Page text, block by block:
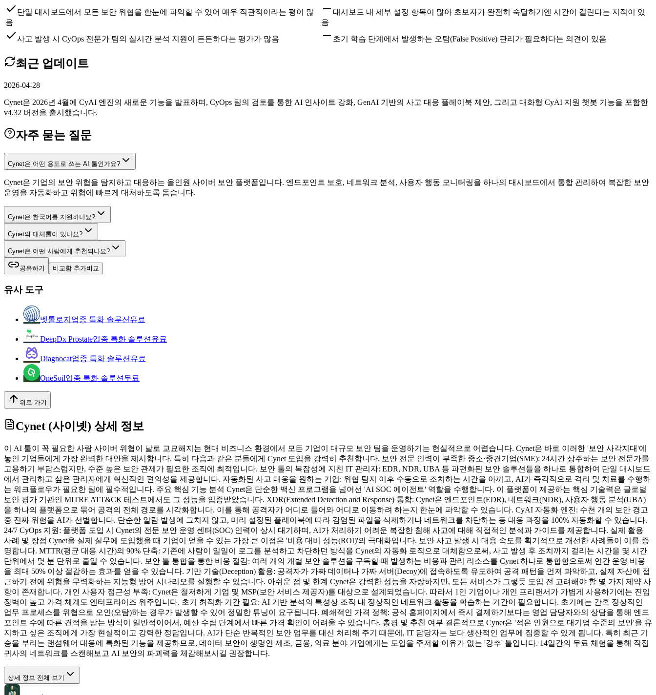
단일 대시보드에서 모든 보안 위협을 한눈에 파악할 수 있어 매우 직관적이라는 평이 많
음
대시보드 내 세부 설정 항목이 많아 초보자가 완전히 숙달하기엔 시간이 걸린다는 지적이 있
음
사고 발생 시 CyOps 전문가 팀의 실시간 분석 지원이 든든하다는 평가가 많음
초기 학습 단계에서 발생하는 오탐(False Positive) 관리가 필요하다는 의견이 있음
최근 업데이트
2026-04-28
Cynet은 2026년 4월에 CyAI 엔진의 새로운 기능을 발표하며, CyOps 팀의 검토를 통한 AI 인사이트 강화, GenAI 기반의 사고 대응 플레이북 제안, 그리고 대화형 CyAI 지원 챗봇 기능을 포함한
v4.32 버전을 출시했습니다.
자주 묻는 질문
Cynet은 어떤 용도로 쓰는 AI 툴인가요?
Cynet은 기업의 보안 위협을 탐지하고 대응하는 올인원 사이버 보안 플랫폼입니다. 엔드포인트 보호, 네트워크 분석, 사용자 행동 모니터링을 하나의 대시보드에서 통합 관리하여 복잡한 보안
운영을 자동화하고 위협에 빠르게 대처하도록 돕습니다.
Cynet은 한국어를 지원하나요?
Cynet의 대체툴이 있나요?
Cynet은 어떤 사람에게 추천되나요?
공유하기 비교함 추가비교
유사 도구
벳톨로지 업종 특화 솔루션 유료
DeepDx Prostate업종 특화 솔루션 유료
Diagnocat업종 특화 솔루션 유료
OneSoil업종 특화 솔루션 무료
위로 가기
Cynet (사이넷) 상세 정보
이 AI 툴이 꼭 필요한 사람 사이버 위협이 날로 교묘해지는 현대 비즈니스 환경에서 모든 기업이 대규모 보안 팀을 운영하기는 현실적으로 어렵습니다. Cynet은 바로 이러한 '보안 사각지대'에
놓인 기업들에게 가장 완벽한 대안을 제시합니다. 특히 다음과 같은 분들에게 Cynet 도입을 강력히 추천합니다. 보안 전문 인력이 부족한 중소·중견기업(SME): 24시간 상주하는 보안 전문가를
고용하기 부담스럽지만, 수준 높은 보안 관제가 필요한 조직에 최적입니다. 보안 툴의 복잡성에 지친 IT 관리자: EDR, NDR, UBA 등 파편화된 보안 솔루션들을 하나로 통합하여 단일 대시보드
에서 관리하고 싶은 관리자에게 혁신적인 편의성을 제공합니다. 자동화된 사고 대응을 원하는 기업: 위협 탐지 이후 수동으로 조치하는 시간을 아끼고, AI가 즉각적으로 격리 및 치료를 수행하
는 워크플로우가 필요한 팀에 필수적입니다. 주요 핵심 기능 분석 Cynet은 단순한 백신 프로그램을 넘어선 'AI SOC 에이전트' 역할을 수행합니다. 이 플랫폼이 제공하는 핵심 기술력은 글로벌
보안 평가 기관인 MITRE ATT&CK 테스트에서도 그 성능을 입증받았습니다. XDR(Extended Detection and Response) 통합: Cynet은 엔드포인트(EDR), 네트워크(NDR), 사용자 행동 분석(UBA)
을 하나의 플랫폼으로 묶어 공격의 전체 경로를 시각화합니다. 이를 통해 공격자가 어디로 들어와 어디로 이동하려 하는지 한눈에 파악할 수 있습니다. CyAI 자동화 엔진: 수천 개의 보안 경고
중 진짜 위험을 AI가 선별합니다. 단순한 알람 발생에 그치지 않고, 미리 설정된 플레이북에 따라 감염된 파일을 삭제하거나 네트워크를 차단하는 등 대응 과정을 100% 자동화할 수 있습니다.
24/7 CyOps 지원: 플랫폼 도입 시 Cynet의 전문 보안 운영 센터(SOC) 인력이 상시 대기하며, AI가 처리하기 어려운 복잡한 침해 사고에 대해 직접적인 분석과 가이드를 제공합니다. 실제 활용
사례 및 장점 Cynet을 실제 실무에 도입했을 때 기업이 얻을 수 있는 가장 큰 이점은 '비용 대비 성능(ROI)'의 극대화입니다. 보안 사고 발생 시 대응 속도를 획기적으로 개선한 사례들이 이를 증
명합니다. MTTR(평균 대응 시간)의 90% 단축: 기존에 사람이 일일이 로그를 분석하고 차단하던 방식을 Cynet의 자동화 로직으로 대체함으로써, 사고 발생 후 조치까지 걸리는 시간을 몇 시간
단위에서 몇 분 단위로 줄일 수 있습니다. 보안 툴 통합을 통한 비용 절감: 여러 개의 개별 보안 솔루션을 구독할 때 발생하는 비용과 관리 리소스를 Cynet 하나로 통합함으로써 연간 운영 비용
을 최대 50% 이상 절감하는 효과를 얻을 수 있습니다. 기만 기술(Deception) 활용: 공격자가 가짜 데이터나 가짜 서버(Decoy)에 접속하도록 유도하여 공격 패턴을 먼저 파악하고, 실제 자산에 접
근하기 전에 위협을 무력화하는 지능형 방어 시나리오를 실행할 수 있습니다. 아쉬운 점 및 한계 Cynet은 강력한 성능을 자랑하지만, 모든 서비스가 그렇듯 도입 전 고려해야 할 몇 가지 제약 사
항이 존재합니다. 개인 사용자 접근성 부족: Cynet은 철저하게 기업 및 MSP(보안 서비스 제공자)를 대상으로 설계되었습니다. 따라서 1인 기업이나 개인 프리랜서가 가볍게 사용하기에는 진입
장벽이 높고 가격 체계도 엔터프라이즈 위주입니다. 초기 최적화 기간 필요: AI 기반 분석의 특성상 조직 내 정상적인 네트워크 활동을 학습하는 기간이 필요합니다. 초기에는 간혹 정상적인
업무 프로세스를 위협으로 오인(오탐)하는 경우가 발생할 수 있어 정밀한 튜닝이 요구됩니다. 폐쇄적인 가격 정책: 공식 홈페이지에서 즉시 결제하기보다는 영업 담당자와의 상담을 통해 엔드
포인트 수에 따른 견적을 받는 방식이 일반적이어서, 예산 수립 단계에서 빠른 가격 확인이 어려울 수 있습니다. 총평 및 추천 여부 결론적으로 Cynet은 '적은 인원으로 대기업 수준의 보안'을 유
지하고 싶은 조직에게 가장 현실적이고 강력한 정답입니다. AI가 단순 반복적인 보안 업무를 대신 처리해 주기 때문에, IT 담당자는 보다 생산적인 업무에 집중할 수 있게 됩니다. 특히 최근 기
승을 부리는 랜섬웨어 대응에 특화된 기능을 제공하므로, 데이터 보안이 생명인 제조, 금융, 의료 분야 기업에게는 도입을 주저할 이유가 없는 '강추' 툴입니다. 14일간의 무료 체험을 통해 직접
귀사의 네트워크를 스캔해보고 AI 보안의 파괴력을 체감해보시길 권장합니다.
상세 정보 전체 보기